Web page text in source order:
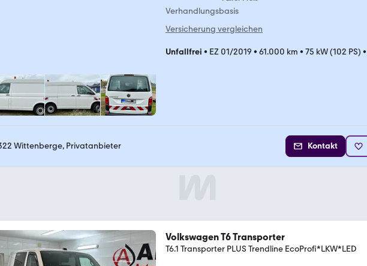
Verhandlungsbasis
Versicherung vergleichen
Unfallfrei • EZ 01/2019 • 61.000 km • 75 kW (102 PS) •
Wittenberge, Privatanbieter Kontakt
Volkswagen T6 Transporter
T6.1 Transporter PLUS Trendline EcoProfi*LKW*LED